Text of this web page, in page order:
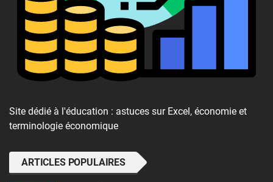
Site dédié à l'éducation : astuces sur Excel, économie et
terminologie économique
ARTICLES POPULAIRES